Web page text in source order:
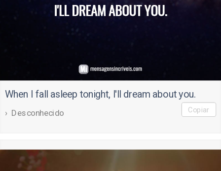
When I fall asleep tonight, I'll dream about you.
Desconhecido Copiar